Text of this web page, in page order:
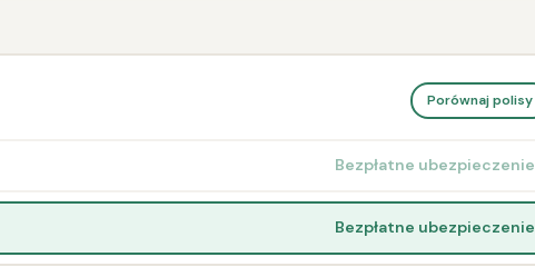
Porównaj polisy
Bezpłatne ubezpieczenie
Bezpłatne ubezpieczenie